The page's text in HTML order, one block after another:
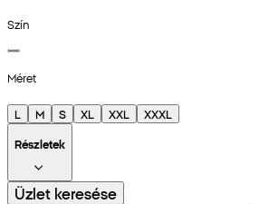
Szín
Méret
L M S XL XXL
XXXL
Részletek
Üzlet keresése